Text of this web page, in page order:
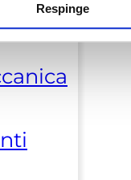
Respinge